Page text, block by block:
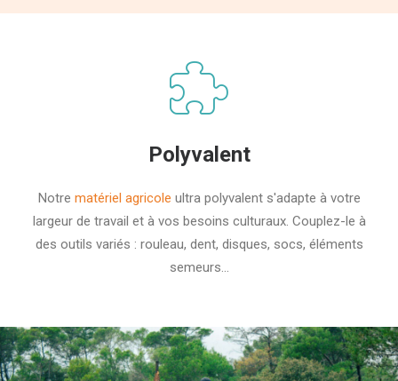
Polyvalent
Notre matériel agricole ultra polyvalent s'adapte à votre
largeur de travail et à vos besoins culturaux. Couplez-le à
des outils variés : rouleau, dent, disques, socs, éléments
semeurs...